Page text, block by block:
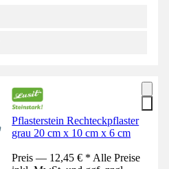
Pflasterstein Rechteckpflaster
grau 20 cm x 10 cm x 6 cm
Preis — 12,45 € * Alle Preise